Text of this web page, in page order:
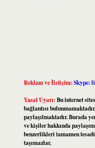
Reklam ve İletişim:Skype:
Yasal Uyarı:Bu internet
bağlantısı
paylaşılmaktadır. Burada
ve kişiler hakkında
benzerlikleri tamamen
taşımazlar.